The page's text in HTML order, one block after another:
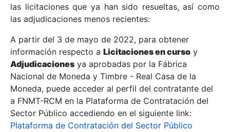
Mostrar/Ocultar
Mostrar/Ocultar
las licitaciones que ya han sido resueltas, así como
las adjudicaciones menos recientes:
A partir del 3 de mayo de 2022, para obtener
información respecto a Licitaciones en curso y
Adjudicaciones ya aprobadas por la Fábrica
Nacional de Moneda y Timbre - Real Casa de la
Moneda, puede acceder al perfil del contratante del
a FNMT-RCM en la Plataforma de Contratación del
Sector Público accediendo en el siguiente link:
Plataforma de Contratación del Sector Público